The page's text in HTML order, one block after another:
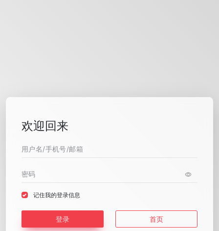
欢迎回来
记住我的登录信息
登录 首页